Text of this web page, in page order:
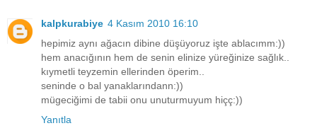
kalpkurabiye 4 Kasım 2010 16:10
hepimiz aynı ağacın dibine düşüyoruz işte ablacımm:))
hem anacığının hem de senin elinize yüreğinize sağlık..
kıymetli teyzemin ellerinden öperim..
seninde o bal yanaklarındann:))
mügeciğimi de tabii onu unuturmuyum hiçç:))
Yanıtla